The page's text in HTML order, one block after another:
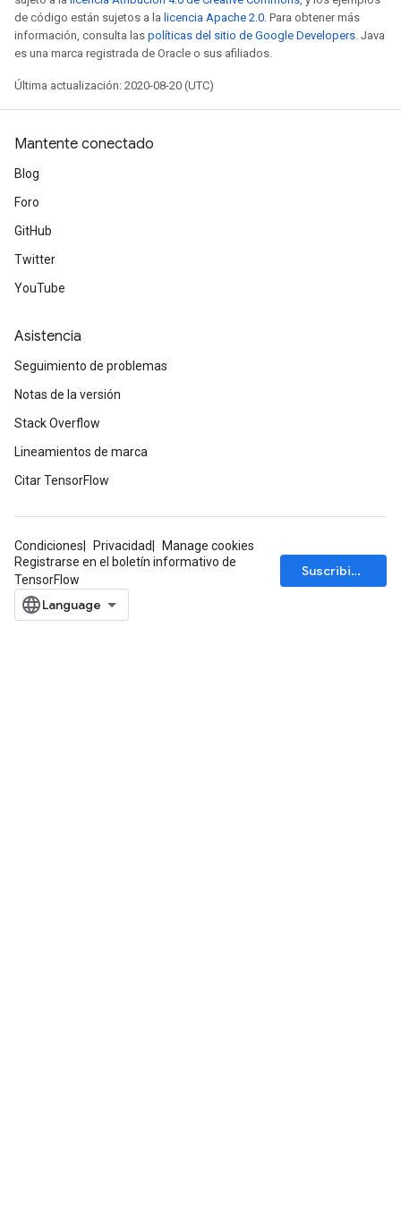
de código están sujetos a la licencia Apache 2.0. Para obtener más
información, consulta las políticas del sitio de Google Developers. Java
es una marca registrada de Oracle o sus afiliados.
Última actualización: 2020-08-20 (UTC)
Mantente conectado
Blog
Foro
GitHub
Twitter
YouTube
Asistencia
Seguimiento de problemas
Notas de la versión
Stack Overflow
Lineamientos de marca
Citar TensorFlow
Condiciones Privacidad
Manage cookies
Registrarse en el boletín informativo de
TensorFlow
Suscribirse